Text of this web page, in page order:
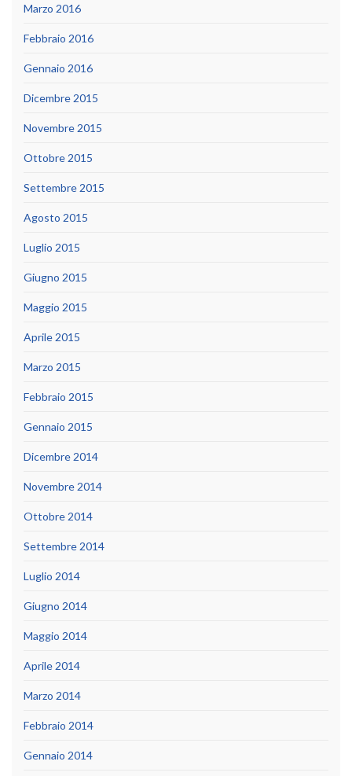
Marzo 2016
Febbraio 2016
Gennaio 2016
Dicembre 2015
Novembre 2015
Ottobre 2015
Settembre 2015
Agosto 2015
Luglio 2015
Giugno 2015
Maggio 2015
Aprile 2015
Marzo 2015
Febbraio 2015
Gennaio 2015
Dicembre 2014
Novembre 2014
Ottobre 2014
Settembre 2014
Luglio 2014
Giugno 2014
Maggio 2014
Aprile 2014
Marzo 2014
Febbraio 2014
Gennaio 2014